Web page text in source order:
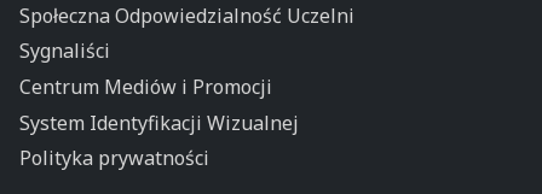
Społeczna Odpowiedzialność Uczelni
Sygnaliści
Centrum Mediów i Promocji
System Identyfikacji Wizualnej
Polityka prywatności